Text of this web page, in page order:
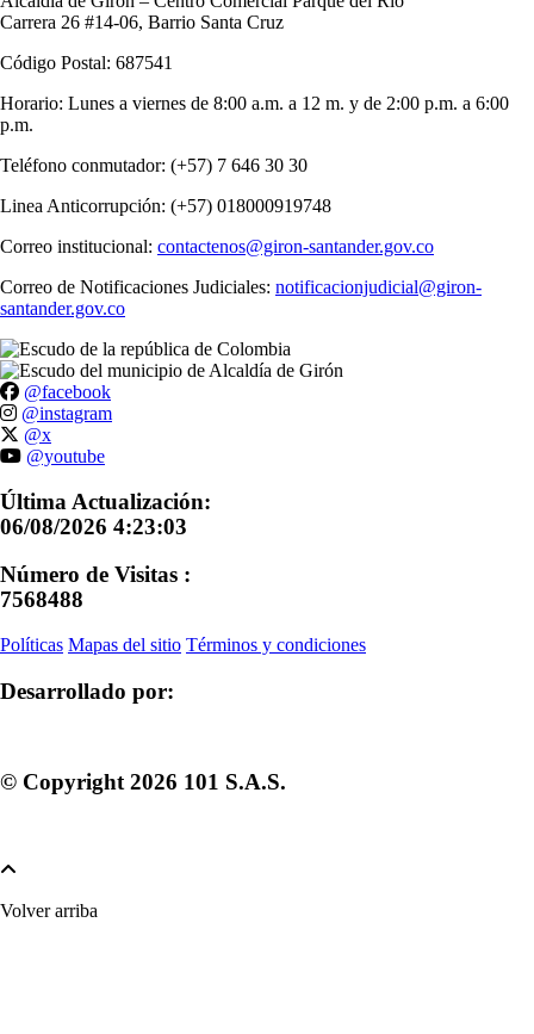
Carrera 26 #14-06, Barrio Santa Cruz
Código Postal: 687541
Horario: Lunes a viernes de 8:00 a.m. a 12 m. y de 2:00 p.m. a 6:00
p.m.
Teléfono conmutador: (+57) 7 646 30 30
Linea Anticorrupción: (+57) 018000919748
Correo institucional: contactenos@giron-santander.gov.co
Correo de Notificaciones Judiciales: notificacionjudicial@giron-
santander.gov.co
@facebook
@instagram
@x
@youtube
Última Actualización:
06/08/2026 4:23:03
Número de Visitas :
7568488
Políticas Mapas del sitio Términos y condiciones
Desarrollado por:
© Copyright 2026 101 S.A.S.
Volver arriba